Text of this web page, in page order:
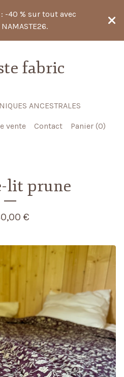
-40 % sur tout avec
fabric
ANCESTRALES
vente Contact Panier (0)
lit prune
€